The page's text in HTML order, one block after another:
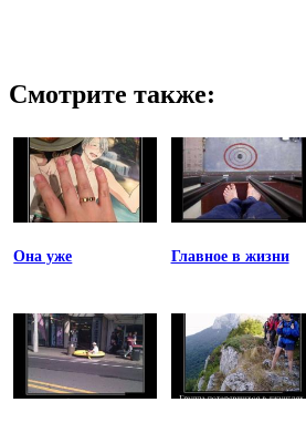
Смотрите также:
Она уже Главное в жизни